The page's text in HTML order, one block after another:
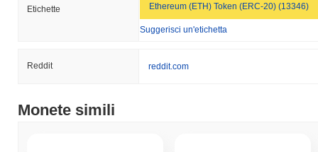
Etichette Ethereum (ETH) Token (ERC-20) (13346)
Suggerisci un'etichetta
Reddit reddit.com
Monete simili